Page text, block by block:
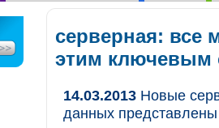
серверная: все
этим ключевым
14.03.2013 Новые
данных